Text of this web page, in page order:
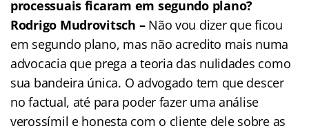
processuais ficaram em segundo plano?
Rodrigo Mudrovitsch –Não vou dizer que ficou
em segundo plano, mas não acredito mais numa
advocacia que prega a teoria das nulidades como
sua bandeira única. O advogado tem que descer
no factual, até para poder fazer uma análise
verossímil e honesta com o cliente dele sobre as